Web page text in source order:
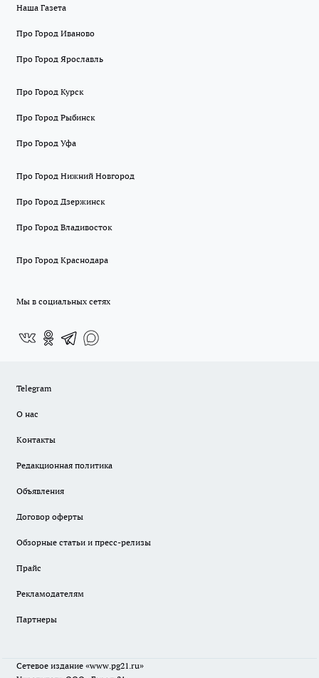
Наша Газета
Про Город Иваново
Про Город Ярославль
Про Город Курск
Про Город Рыбинск
Про Город Уфа
Про Город Нижний Новгород
Про Город Дзержинск
Про Город Владивосток
Про Город Краснодара
Мы в социальных сетях
Telegram
О нас
Контакты
Редакционная политика
Объявления
Договор оферты
Обзорные статьи и пресс-релизы
Прайс
Рекламодателям
Партнеры
Сетевое издание «www.pg21.ru»